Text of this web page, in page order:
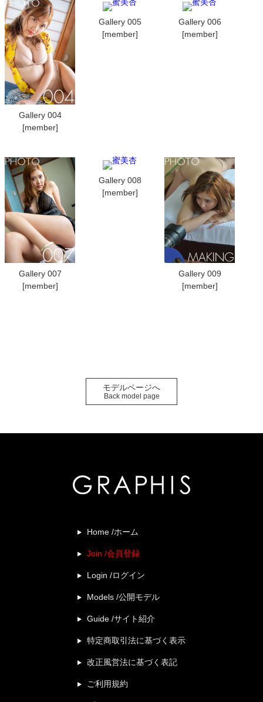
Gallery 004
[member]
Gallery 005
[member]
Gallery 006
[member]
Gallery 007
[member]
Gallery 008
[member]
Gallery 009
[member]
モデルページへ
Back model page
Home /ホーム
Join /会員登録
Login /ログイン
Models /公開モデル
Guide /サイト紹介
特定商取引法に基づく表示
改正風営法に基づく表記
ご利用規約